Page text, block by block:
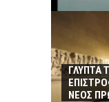
ΓΛΥΠΤΑ
ΝΕΟΣ